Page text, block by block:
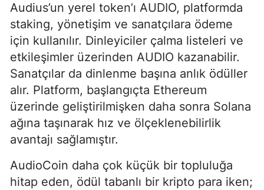
Audius’un yerel token’ı AUDIO, platformda
staking, yönetişim ve sanatçılara ödeme
için kullanılır. Dinleyiciler çalma listeleri ve
etkileşimler üzerinden AUDIO kazanabilir.
Sanatçılar da dinlenme başına anlık ödüller
alır. Platform, başlangıçta Ethereum
üzerinde geliştirilmişken daha sonra Solana
ağına taşınarak hız ve ölçeklenebilirlik
avantajı sağlamıştır.
AudioCoin daha çok küçük bir topluluğa
hitap eden, ödül tabanlı bir kripto para iken;